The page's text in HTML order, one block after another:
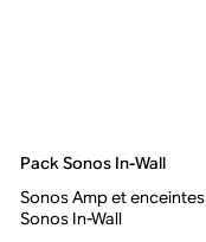
Pack Sonos In-Wall
Sonos Amp et enceintes
Sonos In-Wall